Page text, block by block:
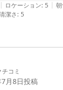
味しく久しぶりに
たです。
いっていたら、
の旅行の一番の
| ロケーション: 5 |
潔さ: 5
コミ
月8日投稿